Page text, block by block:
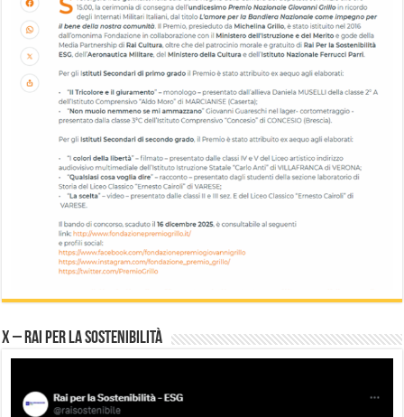
X – Rai per la sostenibilità